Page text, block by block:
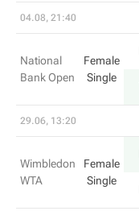
04.08, 21:40
National
Bank Open
Female
Single
29.06, 13:20
Wimbledon
WTA
Female
Single